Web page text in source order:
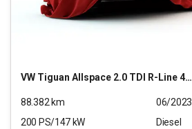
VW Tiguan Allspace 2.0 TDI R-Line 4Motion (EURO 6d)
88.382km
06/2023
200 PS/147 kW
Diesel